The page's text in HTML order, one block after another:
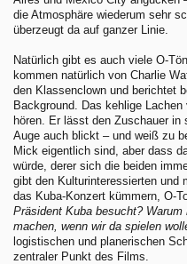
die Atmosphäre wiederum sehr
überzeugt da auf ganzer Linie.
Natürlich gibt es auch viele O-
kommen natürlich von Charlie
den Klassenclown und berichtet
Background. Das kehlige
hören. Er lässt den Zuschauer in
Auge auch blickt – und weiß zu
Mick eigentlich sind, aber dass
würde, derer sich die beiden
gibt den Kulturinteressierten und
das Kuba-Konzert kümmern, O-
Präsident Kuba besucht?
machen, wenn wir da spielen
logistischen und planerischen
zentraler Punkt des Films.